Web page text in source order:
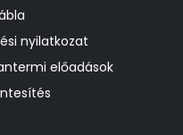
nyilatkozat
előadások